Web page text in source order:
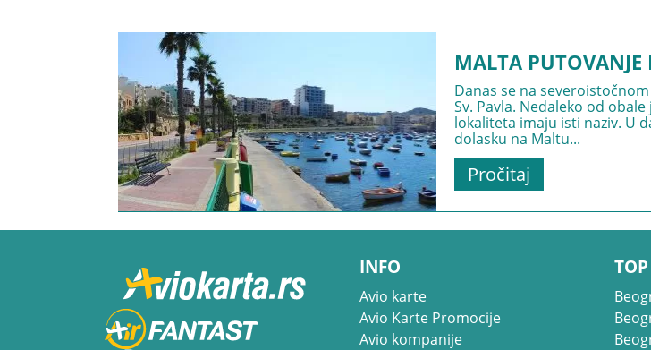
MALTA PUTOVANJE
Danas se na
Sv. Pavla. Nedaleko od
lokaliteta imaju isti naziv. U
dolasku na Maltu...
Pročitaj
INFO
Avio karte
Avio Karte Promocije
Avio kompanije